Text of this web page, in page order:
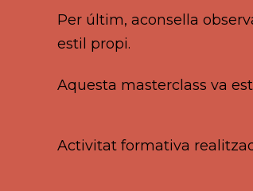
Per últim, aconsella
estil propi.
Aquesta masterclass va
Activitat formativa